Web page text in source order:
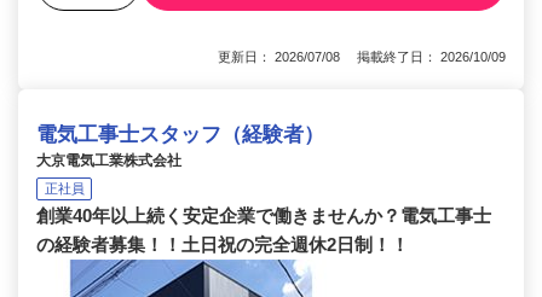
更新日： 2026/07/08 掲載終了日： 2026/10/09
電気工事士スタッフ（経験者）
大京電気工業株式会社
正社員
創業40年以上続く安定企業で働きませんか？電気工事士
の経験者募集！！土日祝の完全週休2日制！！